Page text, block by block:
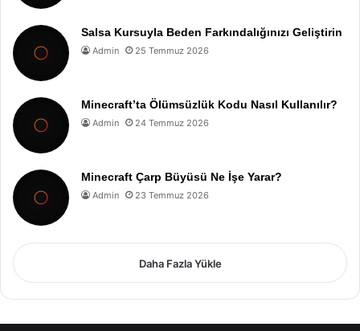
Salsa Kursuyla Beden Farkındalığınızı Geliştirin
Admin 25 Temmuz 2026
Minecraft’ta Ölümsüzlük Kodu Nasıl Kullanılır?
Admin 24 Temmuz 2026
Minecraft Çarp Büyüsü Ne İşe Yarar?
Admin 23 Temmuz 2026
Daha Fazla Yükle